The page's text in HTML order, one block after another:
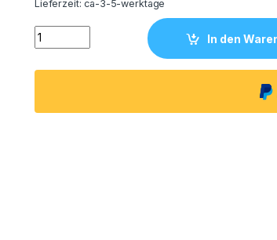
Lieferzeit:ca-3-5-werktage
Bristol Verona Gartencouch aus Aluminium
In den